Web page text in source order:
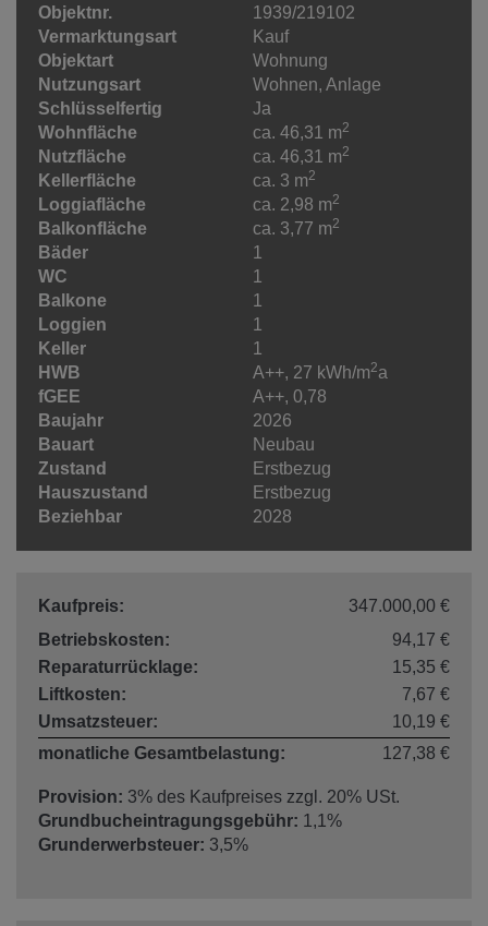
Objektnr.
1939/219102
Vermarktungsart
Kauf
Objektart
Wohnung
Nutzungsart
Wohnen Anlage
Schlüsselfertig
Ja
Wohnfläche
ca. 46,31 m2
Nutzfläche ca. 46,31 m2
Kellerfläche ca. 3 m2
Loggiafläche ca. 2,98 m2
Balkonfläche ca. 3,77 m2
Bäder
1
WC
1
Balkone
1
Loggien
1
Keller
1
HWB
A++, 27 kWh/m2a
fGEE
A++, 0,78
Baujahr
2026
Bauart
Neubau
Zustand
Erstbezug
Hauszustand
Erstbezug
Beziehbar
2028
Kaufpreis:
347.000,00 €
Betriebskosten:
94,17 €
Reparaturrücklage:
15,35 €
Liftkosten:
7,67 €
Umsatzsteuer:
10,19 €
monatliche Gesamtbelastung:
127,38 €
Provision: 3% des Kaufpreises zzgl. 20% USt.
Grundbucheintragungsgebühr: 1,1%
Grunderwerbsteuer: 3,5%